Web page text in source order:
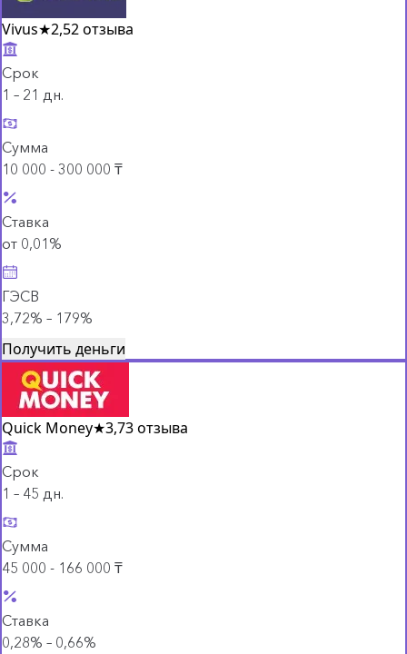
Vivus★2,52 отзыва
Срок
1 – 21 дн.
Сумма
10 000 - 300 000 ₸
Ставка
от 0,01%
ГЭСВ
3,72% – 179%
Получить деньги
Quick Money★3,73 отзыва
Срок
1 – 45 дн.
Сумма
45 000 - 166 000 ₸
Ставка
0,28% – 0,66%